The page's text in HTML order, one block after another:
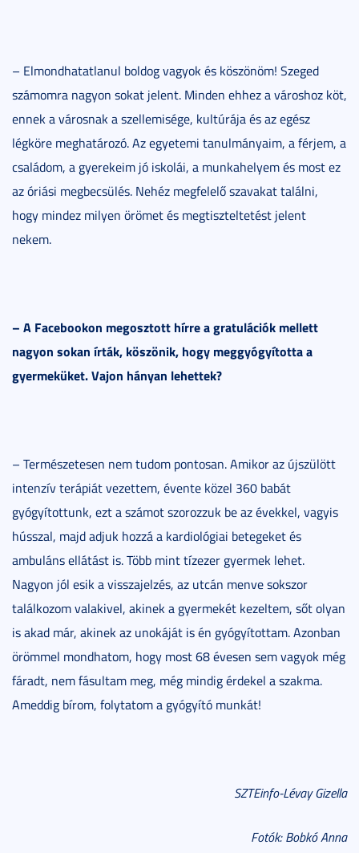
– Elmondhatatlanul boldog vagyok és köszönöm! Szeged
számomra nagyon sokat jelent. Minden ehhez a városhoz köt,
ennek a városnak a szellemisége, kultúrája és az egész
légköre meghatározó. Az egyetemi tanulmányaim, a férjem, a
családom, a gyerekeim jó iskolái, a munkahelyem és most ez
az óriási megbecsülés. Nehéz megfelelő szavakat találni,
hogy mindez milyen örömet és megtiszteltetést jelent
nekem.
– A Facebookon megosztott hírre a gratulációk mellett
nagyon sokan írták, köszönik, hogy meggyógyította a
gyermeküket. Vajon hányan lehettek?
– Természetesen nem tudom pontosan. Amikor az újszülött
intenzív terápiát vezettem, évente közel 360 babát
gyógyítottunk, ezt a számot szorozzuk be az évekkel, vagyis
hússzal, majd adjuk hozzá a kardiológiai betegeket és
ambuláns ellátást is. Több mint tízezer gyermek lehet.
Nagyon jól esik a visszajelzés, az utcán menve sokszor
találkozom valakivel, akinek a gyermekét kezeltem, sőt olyan
is akad már, akinek az unokáját is én gyógyítottam. Azonban
örömmel mondhatom, hogy most 68 évesen sem vagyok még
fáradt, nem fásultam meg, még mindig érdekel a szakma.
Ameddig bírom, folytatom a gyógyító munkát!
SZTEinfo-Lévay Gizella
Fotók: Bobkó Anna